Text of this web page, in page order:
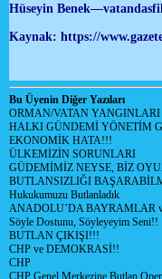
Hüseyin
Kaynak: https://
Bu Üyenin Diğer Yazıları
ORMAN/VATAN
HALKI GÜNDEMİ YÖNETİM
EKONOMİK HATA!!!
ÜLKEMİZİN SORUNLARI
GÜDEMİMİZ NEYSE, BİZ
BUTLANSIZLIĞI
Hukukumuzu Butlanladık
ANADOLU’DA BAYRAMLAR
Söyle Dostunu, Söyleyeyim Seni!!
BUTLAN ÇIKIŞI!!!
CHP ve DEMOKRASİ!!
CHP
CHP Genel Merkezine Butlan